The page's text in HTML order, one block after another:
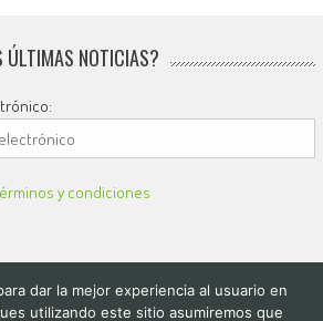
ÚLTIMAS NOTICIAS?
y condiciones
dar la mejor experiencia al usuario en
utilizando este sitio asumiremos que